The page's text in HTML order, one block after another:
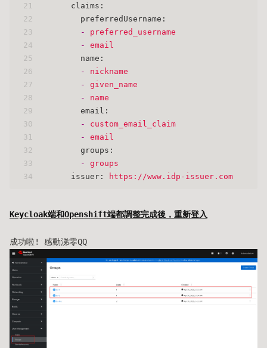
21
22
23
24
25
26
27
28
29
30
31
32
33
34
claims:
preferredUsername:
-
preferred_username
-
email
name:
-
nickname
-
given_name
-
name
email:
-
custom_email_claim
-
email
groups:
-
groups
issuer:
https://www.idp-issuer.com
Keycloak端和Openshift端都調整完成後，重新登入
成功啦! 感動涕零QQ